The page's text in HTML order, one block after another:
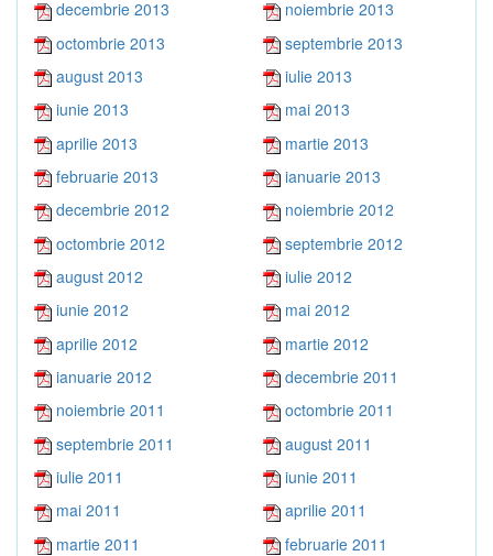
decembrie 2013
noiembrie 2013
octombrie 2013
septembrie 2013
august 2013
iulie 2013
iunie 2013
mai 2013
aprilie 2013
martie 2013
februarie 2013
ianuarie 2013
decembrie 2012
noiembrie 2012
octombrie 2012
septembrie 2012
august 2012
iulie 2012
iunie 2012
mai 2012
aprilie 2012
martie 2012
ianuarie 2012
decembrie 2011
noiembrie 2011
octombrie 2011
septembrie 2011
august 2011
iulie 2011
iunie 2011
mai 2011
aprilie 2011
martie 2011
februarie 2011